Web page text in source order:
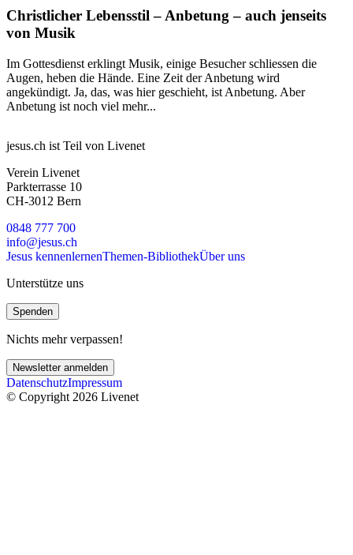
Christlicher Lebensstil – Anbetung – auch jenseits
von Musik
Im Gottesdienst erklingt Musik, einige Besucher schliessen die
Augen, heben die Hände. Eine Zeit der Anbetung wird
angekündigt. Ja, das, was hier geschieht, ist Anbetung. Aber
Anbetung ist noch viel mehr...
jesus.ch ist Teil von Livenet
Verein Livenet
Parkterrasse 10
CH-3012 Bern
0848 777 700
info@jesus.ch
Jesus kennenlernenThemen-BibliothekÜber uns
Unterstütze uns
Spenden
Nichts mehr verpassen!
Newsletter anmelden
DatenschutzImpressum
© Copyright 2026 Livenet